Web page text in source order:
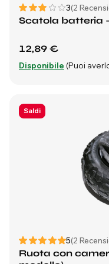
3(2
Scatola batteria
12,89 €
Disponibile (Puoi
Saldi
5(2
Ruota con